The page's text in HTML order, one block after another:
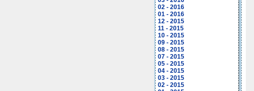
02 - 2016
01 - 2016
12 - 2015
11 - 2015
10 - 2015
09 - 2015
08 - 2015
07 - 2015
05 - 2015
04 - 2015
03 - 2015
02 - 2015